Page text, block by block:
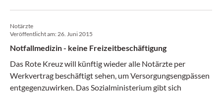
Notärzte
Veröffentlicht am:26. Juni 2015
Notfallmedizin - keine Freizeitbeschäftigung
Das Rote Kreuz will künftig wieder alle Notärzte per
Werkvertrag beschäftigt sehen, um Versorgungsengpässen
entgegenzuwirken. Das Sozialministerium gibt sich